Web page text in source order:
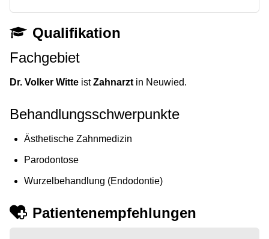
Qualifikation
Fachgebiet
Dr. Volker Witte istZahnarzt in Neuwied.
Behandlungsschwerpunkte
Ästhetische Zahnmedizin
Parodontose
Wurzelbehandlung (Endodontie)
Patientenempfehlungen